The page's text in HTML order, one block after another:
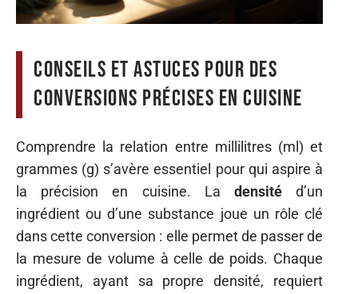
Conseils et astuces pour des
conversions précises en cuisine
Comprendre la relation entre millilitres (ml) et
grammes (g) s’avère essentiel pour qui aspire à
la précision en cuisine. La densitéd’un
ingrédient ou d’une substance joue un rôle clé
dans cette conversion : elle permet de passer de
la mesure de volume à celle de poids. Chaque
ingrédient, ayant sa propre densité, requiert